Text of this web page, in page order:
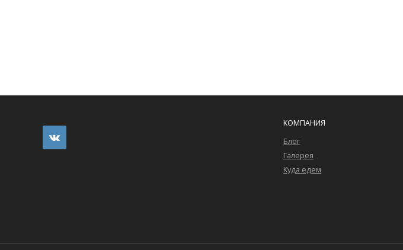
КОМПАНИЯ
Блог
Галерея
Куда едем